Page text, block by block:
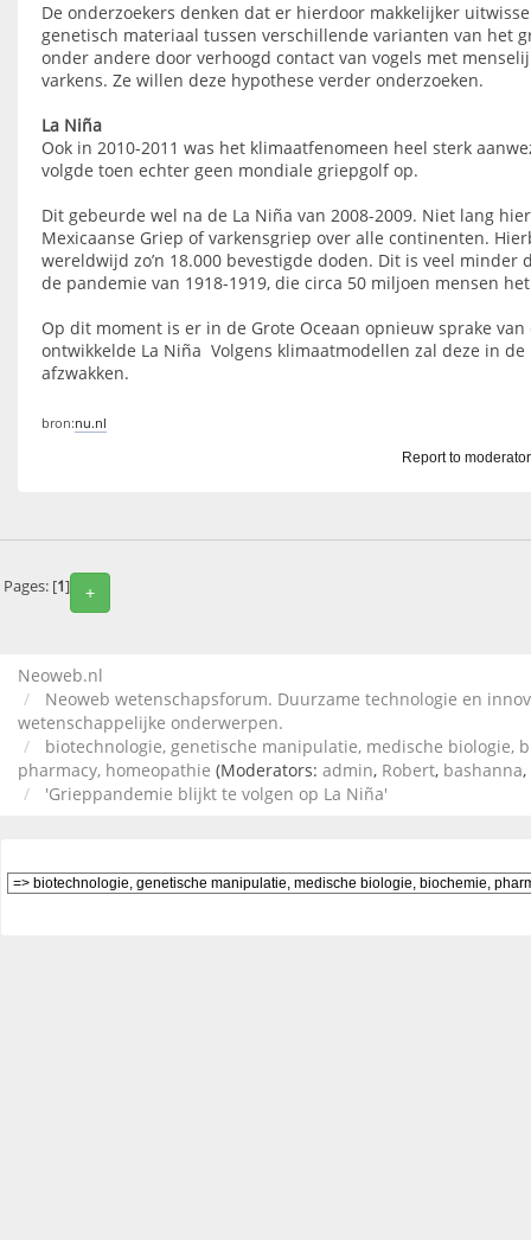
De onderzoekers denken dat er hierdoor makkelijker
genetisch materiaal tussen verschillende varianten van het
onder andere door verhoogd contact van vogels met
varkens. Ze willen deze hypothese verder onderzoeken.
La Niña
Ook in 2010-2011 was het klimaatfenomeen heel sterk
volgde toen echter geen mondiale griepgolf op.
Dit gebeurde wel na de La Niña van 2008-2009. Niet lang
Mexicaanse Griep of varkensgriep over alle continenten.
wereldwijd zo’n 18.000 bevestigde doden. Dit is veel minder
de pandemie van 1918-1919, die circa 50 miljoen mensen
Op dit moment is er in de Grote Oceaan opnieuw sprake
ontwikkelde La Niña Volgens klimaatmodellen zal deze in de
afzwakken.
bron:nu.nl
Report to moderator
+
Pages: [1]
Neoweb.nl
Neoweb wetenschapsforum. Duurzame technologie en
wetenschappelijke onderwerpen.
biotechnologie, genetische manipulatie, medische biologie,
pharmacy, homeopathie (Moderators: admin, Robert, bashanna,
'Grieppandemie blijkt te volgen op La Niña'